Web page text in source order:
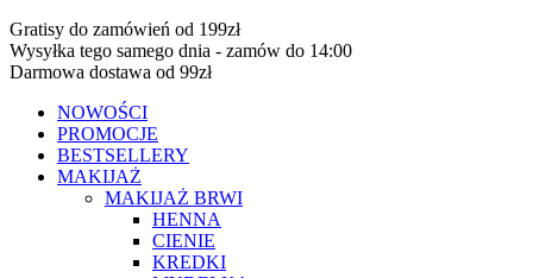
Gratisy do zamówień od 199zł
Wysyłka tego samego dnia - zamów do 14:00
Darmowa dostawa od 99zł
NOWOŚCI
PROMOCJE
BESTSELLERY
MAKIJAŻ
MAKIJAŻ BRWI
HENNA
CIENIE
KREDKI